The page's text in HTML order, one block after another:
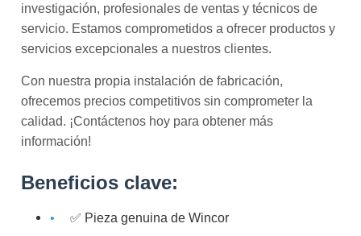
investigación, profesionales de ventas y técnicos de
servicio. Estamos comprometidos a ofrecer productos y
servicios excepcionales a nuestros clientes.
Con nuestra propia instalación de fabricación,
ofrecemos precios competitivos sin comprometer la
calidad. ¡Contáctenos hoy para obtener más
información!
Beneficios clave:
✅ Pieza genuina de Wincor